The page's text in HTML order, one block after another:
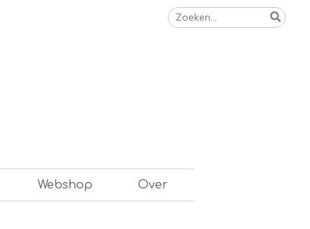
Zoeken
naar:
Webshop Over